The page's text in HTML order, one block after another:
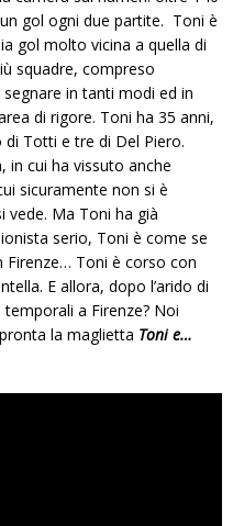
gol ogni due partite. Toni è
gol molto vicina a quella di
squadre, compreso
segnare in tanti modi ed in
di rigore. Toni ha 35 anni,
Totti e tre di Del Piero.
in cui ha vissuto anche
sicuramente non si è
vede. Ma Toni ha già
serio, Toni è come se
Firenze… Toni è corso con
E allora, dopo l’arido di
a Firenze? Noi
la maglietta Toni e…